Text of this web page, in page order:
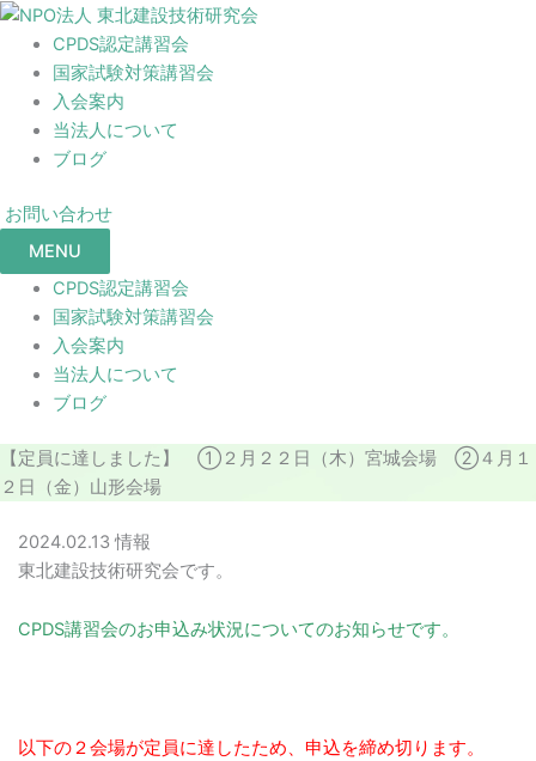
CPDS認定講習会
国家試験対策講習会
入会案内
当法人について
ブログ
お問い合わせ
MENU
CPDS認定講習会
国家試験対策講習会
入会案内
当法人について
ブログ
【定員に達しました】 ①２月２２日（木）宮城会場 ②４月１
２日（金）山形会場
2024.02.13 情報
東北建設技術研究会です。
CPDS講習会のお申込み状況についてのお知らせです。
以下の２会場が定員に達したため、申込を締め切ります。